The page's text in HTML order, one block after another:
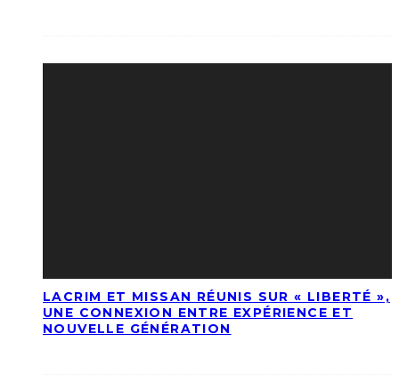
LACRIM ET MISSAN RÉUNIS SUR « LIBERTÉ »,
UNE CONNEXION ENTRE EXPÉRIENCE ET
NOUVELLE GÉNÉRATION